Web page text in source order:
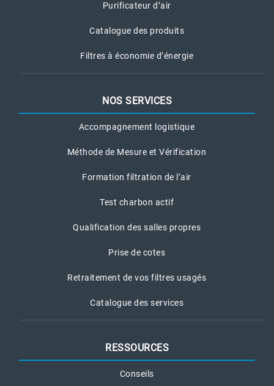
Purificateur d’air
Catalogue des produits
Filtres à économie d’énergie
NOS SERVICES
Accompagnement logistique
Méthode de Mesure et Vérification
Formation filtration de l’air
Test charbon actif
Qualification des salles propres
Prise de cotes
Retraitement de vos filtres usagés
Catalogue des services
RESSOURCES
Conseils